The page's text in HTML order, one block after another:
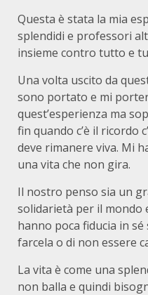
Questa è stata la mia
splendidi e professori
insieme contro tutto e
Una volta uscito da
sono portato e mi
quest’esperienza ma
fin quando c’è il ricordo
deve rimanere viva. Mi
una vita che non gira.
Il nostro penso sia un
solidarietà per il mondo
hanno poca fiducia in
farcela o di non essere
La vita è come una
non balla e quindi